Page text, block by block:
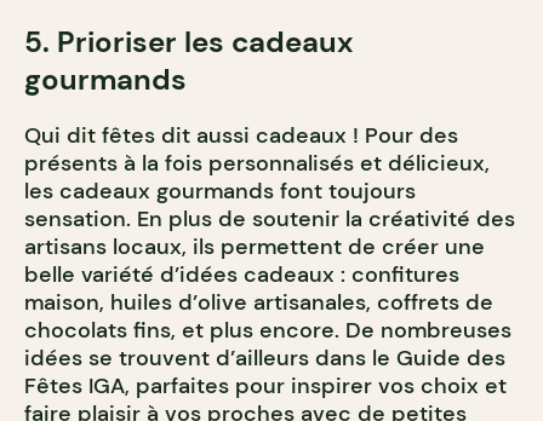
5. Prioriser les cadeaux
gourmands
Qui dit fêtes dit aussi cadeaux ! Pour des
présents à la fois personnalisés et délicieux,
les cadeaux gourmands font toujours
sensation. En plus de soutenir la créativité des
artisans locaux, ils permettent de créer une
belle variété d’idées cadeaux : confitures
maison, huiles d’olive artisanales, coffrets de
chocolats fins, et plus encore. De nombreuses
idées se trouvent d’ailleurs dans le Guide des
Fêtes IGA, parfaites pour inspirer vos choix et
faire plaisir à vos proches avec de petites